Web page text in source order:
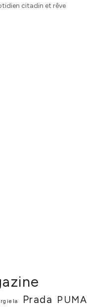
citadin et rêve
Prada PUMA